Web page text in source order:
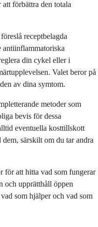
förbättra den totala
receptbelagda
antiinflammatoriska
din cykel eller i
Valet beror på
av dina symtom.
metoder som
bevis för dessa
eventuella kosttillskott
särskilt om du tar andra
för att hitta vad som fungerar
och upprätthåll öppen
som hjälper och vad som